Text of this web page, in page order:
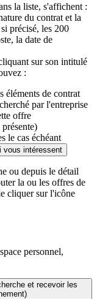
la liste, s'affichent :
du contrat et la
précisé, les 200
la date de
sur son intitulé
:
éléments de contrat
par l'entreprise
offre
le cas échéant
vous intéressent
ou depuis le détail
la ou les offres de
cliquer sur l'icône
personnel,
et recevoir les